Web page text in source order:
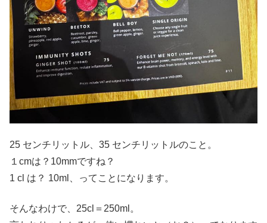
25 センチリットル、35 センチリットルのこと。
１cmは？10mmですね？
1 cl は？ 10ml、ってことになります。
そんなわけで、25cl＝250ml。